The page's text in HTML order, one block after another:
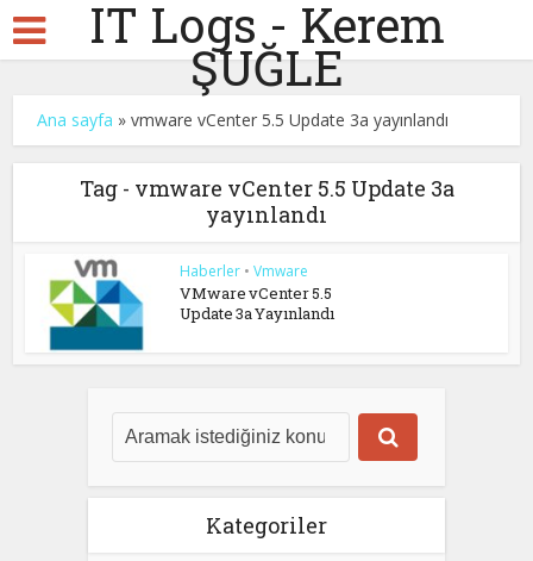
IT Logs - Kerem
ŞUĞLE
Ana sayfa »vmware vCenter 5.5 Update 3a yayınlandı
Tag - vmware vCenter 5.5 Update 3a
yayınlandı
Haberler • Vmware
VMware vCenter 5.5
Update 3a Yayınlandı
Kategoriler